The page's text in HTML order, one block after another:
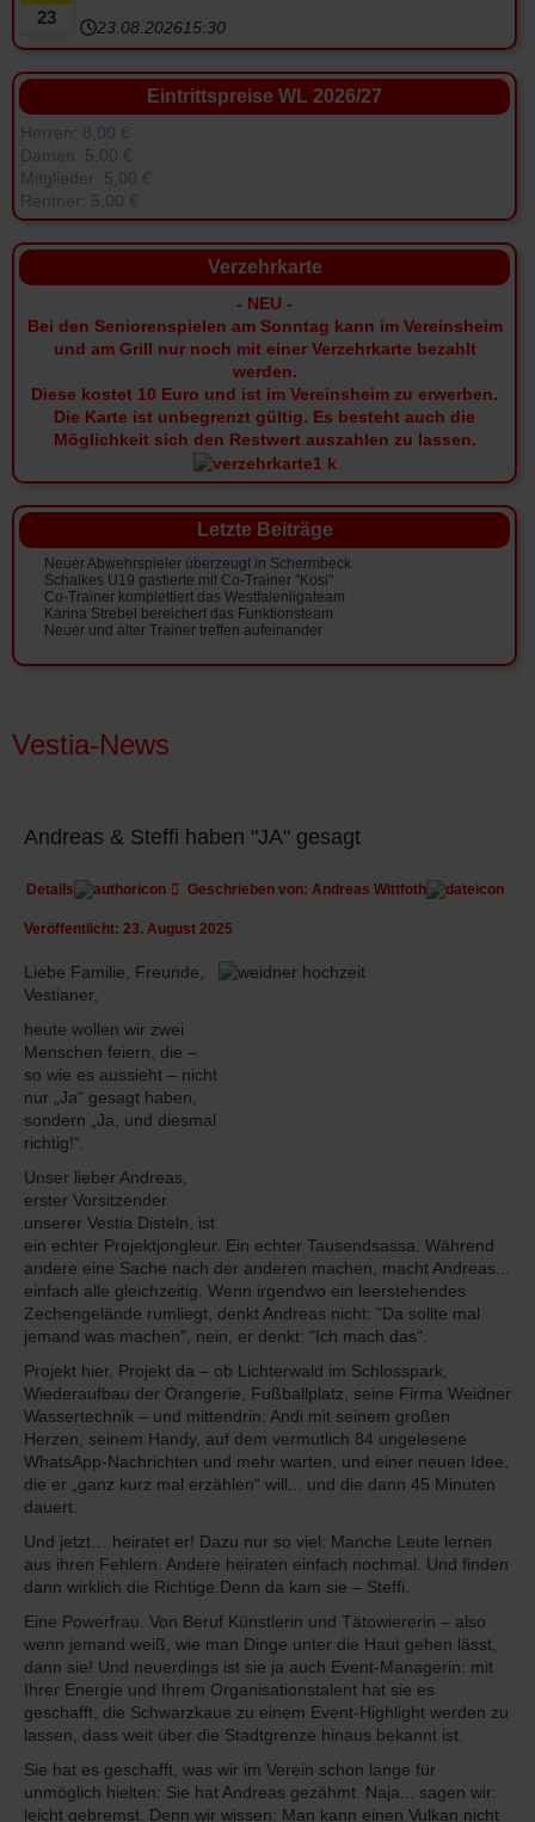
23 23.08.202615:30
Eintrittspreise WL 2026/27
Herren: 8,00 €
Damen: 5,00 €
Mitglieder: 5,00 €
Rentner: 5,00 €
Verzehrkarte
- NEU -
Bei den Seniorenspielen am Sonntag kann im Vereinsheim
und am Grill nur noch mit einer Verzehrkarte bezahlt
werden.
Diese kostet 10 Euro und ist im Vereinsheim zu erwerben.
Die Karte ist unbegrenzt gültig. Es besteht auch die
Möglichkeit sich den Restwert auszahlen zu lassen.
Letzte Beiträge
Neuer Abwehrspieler überzeugt in Schermbeck
Schalkes U19 gastierte mit Co-Trainer "Kosi"
Co-Trainer komplettiert das Westfalenligateam
Karina Strebel bereichert das Funktionsteam
Neuer und alter Trainer treffen aufeinander
Vestia-News
Andreas & Steffi haben "JA" gesagt
Details Geschrieben von: Andreas Wittfoth
Veröffentlicht: 23. August 2025
Liebe Familie, Freunde,
Vestianer,
heute wollen wir zwei
Menschen feiern, die –
so wie es aussieht – nicht
nur „Ja“ gesagt haben,
sondern „Ja, und diesmal
richtig!“.
Unser lieber Andreas,
erster Vorsitzender
unserer Vestia Disteln, ist
ein echter Projektjongleur. Ein echter Tausendsassa. Während
andere eine Sache nach der anderen machen, macht Andreas...
einfach alle gleichzeitig. Wenn irgendwo ein leerstehendes
Zechengelände rumliegt, denkt Andreas nicht: "Da sollte mal
jemand was machen", nein, er denkt: "Ich mach das“.
Projekt hier, Projekt da – ob Lichterwald im Schlosspark,
Wiederaufbau der Orangerie, Fußballplatz, seine Firma Weidner
Wassertechnik – und mittendrin: Andi mit seinem großen
Herzen, seinem Handy, auf dem vermutlich 84 ungelesene
WhatsApp-Nachrichten und mehr warten, und einer neuen Idee,
die er „ganz kurz mal erzählen“ will... und die dann 45 Minuten
dauert.
Und jetzt… heiratet er! Dazu nur so viel: Manche Leute lernen
aus ihren Fehlern. Andere heiraten einfach nochmal. Und finden
dann wirklich die Richtige.Denn da kam sie – Steffi.
Eine Powerfrau. Von Beruf Künstlerin und Tätowiererin – also
wenn jemand weiß, wie man Dinge unter die Haut gehen lässt,
dann sie! Und neuerdings ist sie ja auch Event-Managerin: mit
Ihrer Energie und Ihrem Organisationstalent hat sie es
geschafft, die Schwarzkaue zu einem Event-Highlight werden zu
lassen, dass weit über die Stadtgrenze hinaus bekannt ist.
Sie hat es geschafft, was wir im Verein schon lange für
unmöglich hielten: Sie hat Andreas gezähmt. Naja... sagen wir:
leicht gebremst. Denn wir wissen: Man kann einen Vulkan nicht